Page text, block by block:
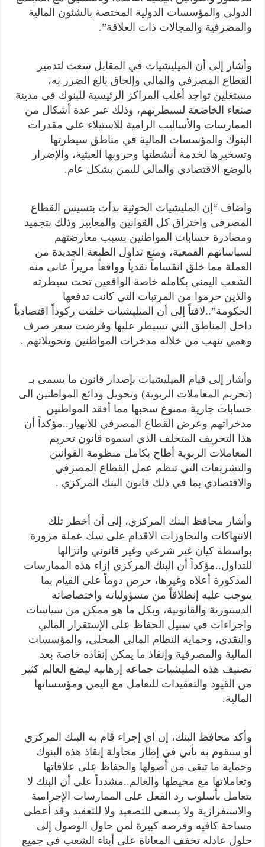
الدولي والمؤسسات الدولية المختصة بالشئون المالية
والمصرفية والمجالات ذات العلاقة”.
وأشار إلى أن الميليشيات في المقابل سعت لتدمير
القطاع المصرفي والمالي وإلحاق بالغ الضرر به،
مستغلين تواجد أغلب المراكز الرئيسية للبنوك في مدينة
صنعاء الخاضعة لسيطرتهم، وذلك عبر عدة أشكال من
الممارسات والأساليب الرامية للاستيلاء على مقدرات
البنوك والمؤسسات المالية في مناطق سيطرتها
وتسخيرها لخدمة أنشطتها وحروبها العبثية، والإضرار
بالوضع الاقتصادي والمالي لليمن بشكل عام.
واضاف “إن المليشيات الحوثية بدأت بتسيس القطاع
المصرفي واختراق كل القوانين والمعايير وذلك بتجميد
ومصادرة حسابات المواطنين بسبب معارضتهم
لسياساتهم القمعية، ومنع تداول الطبعة الجديدة من
العملة مما خلق انقساماً نقدياً وواقعاً مريراً عانى منه
الشعب اليمني بكامله خاصة الواقعين تحت سيطرته
والذين حرموا من المرتبات التي كانت تدفعها
الحكومة”..لافتاً إلى أن الميليشيات خلقت ركوداً اقتصادياً
داخل المناطق التي تسيطر عليها وفرضت سعر صرف
وهمي تنهب من خلاله مدخرات المواطنين وتحويلاتهم .
وأشار إلى قيام الميليشيات بإصدار قانون ما يسمى بـ
(تحريم المعاملات الربوية) وتحويل ودائع المواطنين الى
حسابات جارية ممنوع سحبها مما أفقد المواطنين
مدخراتهم وعرض القطاع المصرفي للانهيار..مؤكداً أن
هذا التخريف المتخلف الذي اسموه قانون تحريم
المعاملات الربوية أطاح بكامل منظومة القوانين
والتشريعات التي تنظم عمل القطاع المصرفي
والاقتصادي بما في ذلك قانون البنك المركزي .
وأشار محافظ البنك المركزي، إلى أن أخطر تلك
الانتهاكات والتجاوزات الاقدام على سك عملة مزورة
بواسطة كيان غير شرعي وغير قانوني وانزالها
للتداول..مؤكداً أن البنك المركزي إزاء هذه الممارسات
المذكورة أعلاه وغيرها، حرص دوماً على القيام بما
يتوجب عليه إنطلاقاً من مسؤولياته واختصاصاته
الدستورية والقانونية، وبكل ما هو ممكن من سياسات
واجراءات في سبيل الحفاظ على الإستقرار المالي
والنقدي، وحماية النظام المالي المحلي، والمؤسسات
المالية والمصرفية وإنقاذ ما يمكن إنقاذه خاصة بعد
تصنيف هذه المليشيات جماعه إرهابيه ليضع العالم كثير
من القيود والتعقيدات للتعامل مع اليمن ومؤسساتها
المالية.
وأكد محافظ البنك، إن اي إجراء قام به البنك المركزي
أو سيقوم به يأتي في إطار محاولة إنقاذ هذه البنوك
وحماية ما تبقى من أصولها والحفاظ على علاقاتها
وتعاملاتها مع محيطها والعالم..مشدداً على أن البنك لا
يتعامل بأسلوب رد الفعل على الممارسات الإجرامية
والاستفزازية ولا يسعى للتصعيد ولا للتعقيد وقد أعطى
مساحة كافيه وفرصه كبيرة لمن حاول الوصول إلى
حلول عادله تخفف المعاناة على أبناء الشعب في جميع